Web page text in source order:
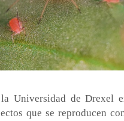
Universidad de Drexel
que se reproducen